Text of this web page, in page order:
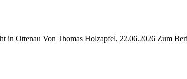
in Ottenau Von Thomas Holzapfel, 22.06.2026 Zum